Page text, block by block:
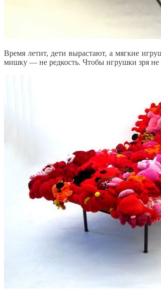
Время летит, дети вырастают, а мягкие
мишку — не редкость. Чтобы игрушки зря не